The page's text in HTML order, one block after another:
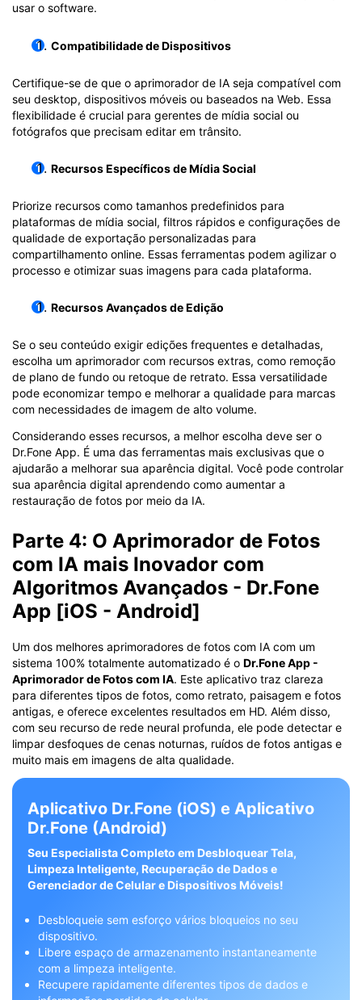
usar o software.
Compatibilidade de Dispositivos
Certifique-se de que o aprimorador de IA seja compatível com
seu desktop, dispositivos móveis ou baseados na Web. Essa
flexibilidade é crucial para gerentes de mídia social ou
fotógrafos que precisam editar em trânsito.
Recursos Específicos de Mídia Social
Priorize recursos como tamanhos predefinidos para
plataformas de mídia social, filtros rápidos e configurações de
qualidade de exportação personalizadas para
compartilhamento online. Essas ferramentas podem agilizar o
processo e otimizar suas imagens para cada plataforma.
Recursos Avançados de Edição
Se o seu conteúdo exigir edições frequentes e detalhadas,
escolha um aprimorador com recursos extras, como remoção
de plano de fundo ou retoque de retrato. Essa versatilidade
pode economizar tempo e melhorar a qualidade para marcas
com necessidades de imagem de alto volume.
Considerando esses recursos, a melhor escolha deve ser o
Dr.Fone App. É uma das ferramentas mais exclusivas que o
ajudarão a melhorar sua aparência digital. Você pode controlar
sua aparência digital aprendendo como aumentar a
restauração de fotos por meio da IA.
Parte 4: O Aprimorador de Fotos
com IA mais Inovador com
Algoritmos Avançados - Dr.Fone
App [iOS - Android]
Um dos melhores aprimoradores de fotos com IA com um
sistema 100% totalmente automatizado é o Dr.Fone App -
Aprimorador de Fotos com IA. Este aplicativo traz clareza
para diferentes tipos de fotos, como retrato, paisagem e fotos
antigas, e oferece excelentes resultados em HD. Além disso,
com seu recurso de rede neural profunda, ele pode detectar e
limpar desfoques de cenas noturnas, ruídos de fotos antigas e
muito mais em imagens de alta qualidade.
Aplicativo Dr.Fone (iOS) e Aplicativo
Dr.Fone (Android)
Seu Especialista Completo em Desbloquear Tela,
Limpeza Inteligente, Recuperação de Dados e
Gerenciador de Celular e Dispositivos Móveis!
Desbloqueie sem esforço vários bloqueios no seu
dispositivo.
Libere espaço de armazenamento instantaneamente
com a limpeza inteligente.
Recupere rapidamente diferentes tipos de dados e